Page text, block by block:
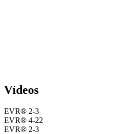
Vídeos
EVR® 2-3
EVR® 4-22
EVR® 2-3